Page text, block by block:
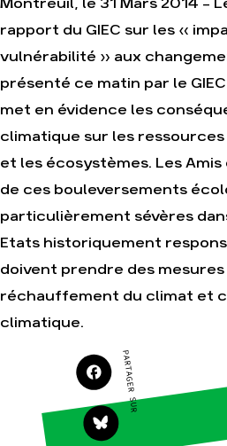
Faire un don
S'engager sur le
terrain
campagnes
Transmettre tout ou
patrimoine
Télécharger
gratuitement les
guides éco-citoyens
Espace presse
Publications
Contact
Montreuil, le 31 Mars 2014 -
rapport du GIEC sur les «
vulnérabilité » aux
présenté ce matin par le
met en évidence les
climatique sur les
et les écosystèmes. Les
de ces bouleversements
particulièrement sévères
Etats historiquement
doivent prendre des
réchauffement du climat et
climatique.
PARTAGER SUR